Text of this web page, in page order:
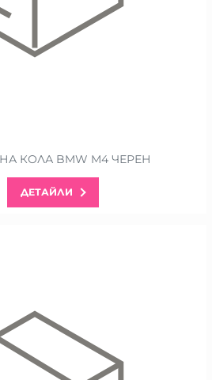
КОЛА BMW M4 ЧЕРЕН
ДЕТАЙЛИ